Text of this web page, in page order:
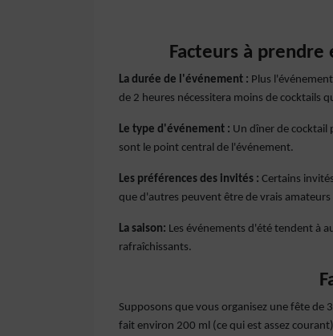
Facteurs à
La durée de l'événement : Plus
de 2 heures nécessitera moins de cocktails
Le type d'événement : Un dîner de cocktail
sont le point central de l'événement.
Les préférences des invités : Certains
que d'autres peuvent être de vrais amateurs
La saison: Les événements d'été tendent à
rafraîchissants.
Supposons que vous organisez une fête de
fait environ 200 ml (ce qui est assez